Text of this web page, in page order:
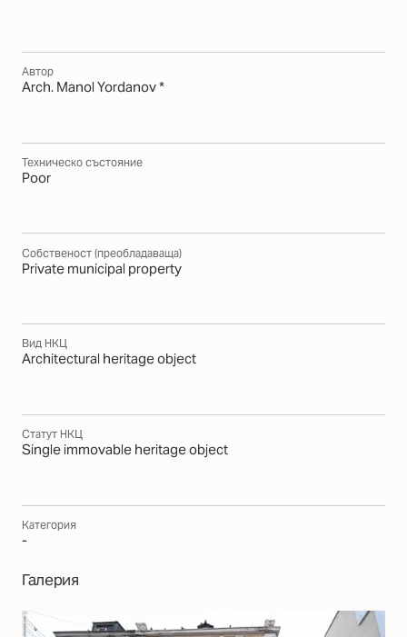
Автор
Arch. Manol Yordanov *
Техническо състояние
Poor
Собственост (преобладаваща)
Private municipal property
Вид НКЦ
Architectural heritage object
Статут НКЦ
Single immovable heritage object
Категория
-
Галерия